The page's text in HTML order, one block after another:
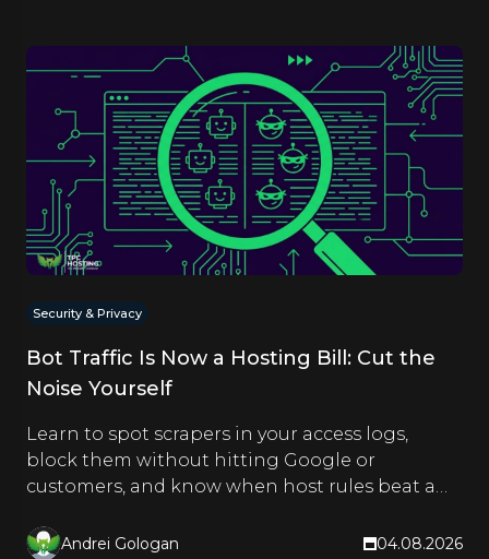
Security & Privacy
Bot Traffic Is Now a Hosting Bill: Cut the
Noise Yourself
Learn to spot scrapers in your access logs,
block them without hitting Google or
customers, and know when host rules beat a
Andrei Gologan 04.08.2026